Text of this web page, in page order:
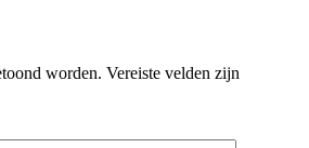
worden. Vereiste velden zijn